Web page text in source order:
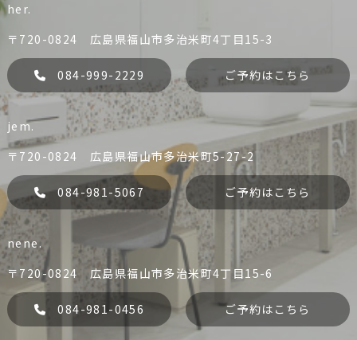
liko
084-981-0456
予約する
Dress
084-981-5067
her.
084-999-2229
jem.
084-981-5067
liko Dress
her.
〒720-0824 広島県福山市多治米町4丁目15-3
084-999-2229 ご予約はこちら
jem.
〒720-0824 広島県福山市多治米町5-27-2
084-981-5067 ご予約はこちら
nene.
〒720-0824 広島県福山市多治米町4丁目15-6
084-981-0456 ご予約はこちら